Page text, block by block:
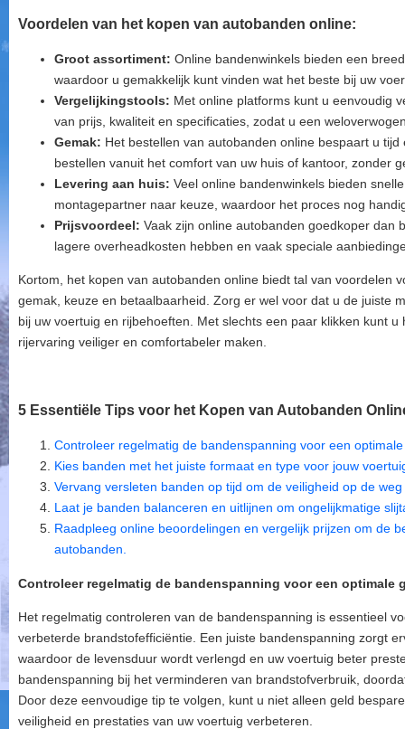
Voordelen van het kopen van autobanden online:
Groot assortiment: Online bandenwinkels bieden een
waardoor u gemakkelijk kunt vinden wat het beste bij uw
Vergelijkingstools: Met online platforms kunt u eenvoudig
van prijs, kwaliteit en specificaties, zodat u een
Gemak: Het bestellen van autobanden online bespaart u
bestellen vanuit het comfort van uw huis of kantoor, zonder
Levering aan huis: Veel online bandenwinkels bieden
montagepartner naar keuze, waardoor het proces nog
Prijsvoordeel: Vaak zijn online autobanden goedkoper dan
lagere overheadkosten hebben en vaak speciale
Kortom, het kopen van autobanden online biedt tal van voordelen
gemak, keuze en betaalbaarheid. Zorg er wel voor dat u de juiste
bij uw voertuig en rijbehoeften. Met slechts een paar klikken kunt
rijervaring veiliger en comfortabeler maken.
5 Essentiële Tips voor het Kopen van Autobanden
Controleer regelmatig de bandenspanning voor een
Kies banden met het juiste formaat en type voor jouw
Vervang versleten banden op tijd om de veiligheid op de
Laat je banden balanceren en uitlijnen om ongelijkmatige
Raadpleeg online beoordelingen en vergelijk prijzen om de
autobanden.
Controleer regelmatig de bandenspanning voor een optimale
Het regelmatig controleren van de bandenspanning is essentieel
verbeterde brandstofefficiëntie. Een juiste bandenspanning zorgt
waardoor de levensduur wordt verlengd en uw voertuig beter
bandenspanning bij het verminderen van brandstofverbruik,
Door deze eenvoudige tip te volgen, kunt u niet alleen geld
veiligheid en prestaties van uw voertuig verbeteren.